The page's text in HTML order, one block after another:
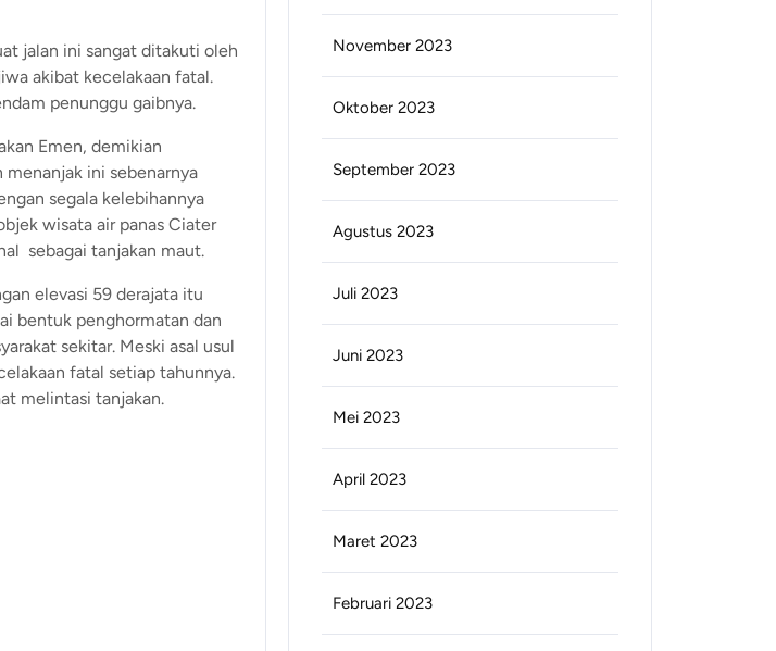
jalan ini sangat ditakuti oleh
akibat kecelakaan fatal.
penunggu gaibnya.
Emen, demikian
menanjak ini sebenarnya
segala kelebihannya
wisata air panas Ciater
sebagai tanjakan maut.
elevasi 59 derajata itu
bentuk penghormatan dan
sekitar. Meski asal usul
fatal setiap tahunnya.
melintasi tanjakan.
November 2023
Oktober 2023
September 2023
Agustus 2023
Juli 2023
Juni 2023
Mei 2023
April 2023
Maret 2023
Februari 2023